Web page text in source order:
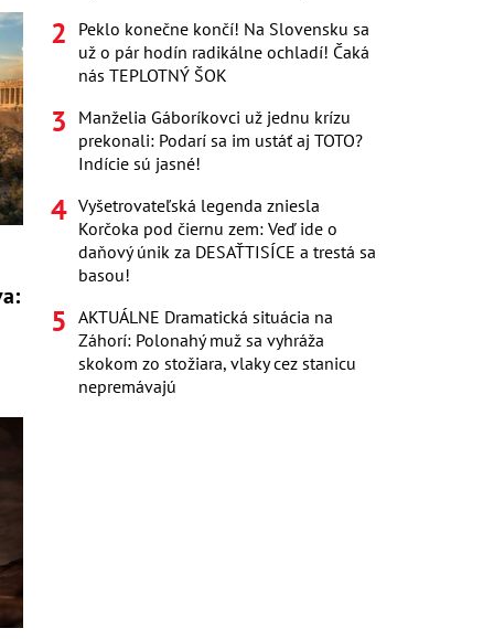
Peklo konečne končí! Na Slovensku sa
už o pár hodín radikálne ochladí! Čaká
nás TEPLOTNÝ ŠOK
Manželia Gáboríkovci už jednu krízu
prekonali: Podarí sa im ustáť aj TOTO?
Indície sú jasné!
Vyšetrovateľská legenda zniesla
Korčoka pod čiernu zem: Veď ide o
daňový únik za DESAŤTISÍCE a trestá sa
basou!
AKTUÁLNE Dramatická situácia na
Záhorí: Polonahý muž sa vyhráža
skokom zo stožiara, vlaky cez stanicu
nepremávajú